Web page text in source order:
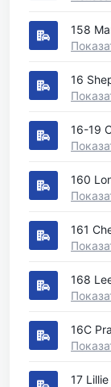
158
16
16-19
160
161
168
16C
17 Lillie